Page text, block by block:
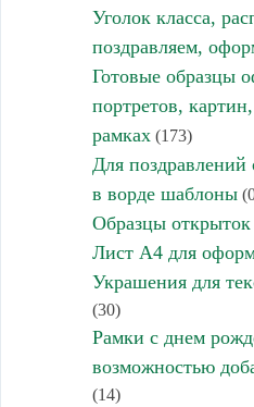
Уголок класса,
поздравляем,
Готовые образцы
портретов,
рамках(173)
Для
в ворде шаблоны
Образцы открыток
Лист А4 для
Украшения для
(30)
Рамки с днем
возможностью
(14)